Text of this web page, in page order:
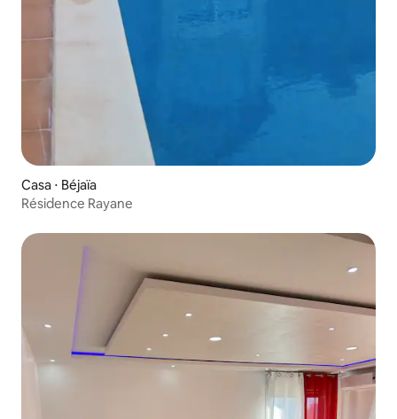
Casa ⋅ Béjaïa
Résidence Rayane